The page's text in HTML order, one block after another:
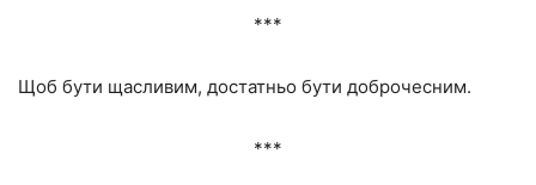
***
Щоб бути щасливим, достатньо бути доброчесним.
***